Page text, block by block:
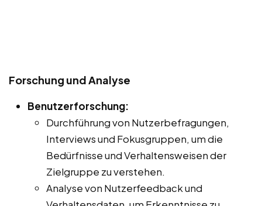
Forschung und Analyse
Benutzerforschung:
Durchführung von Nutzerbefragungen,
Interviews und Fokusgruppen, um die
Bedürfnisse und Verhaltensweisen der
Zielgruppe zu verstehen.
Analyse von Nutzerfeedback und